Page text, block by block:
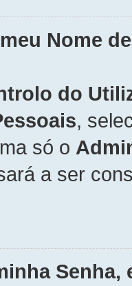
Nome
do
,
só o
a ser
Senha,